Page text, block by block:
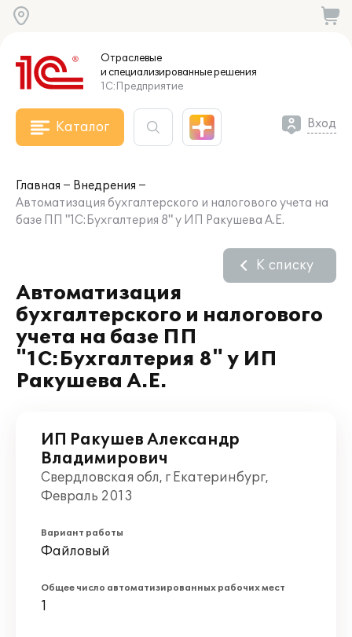
Отраслевые
и специализированныерешения
1С:Предприятие
Каталог Вход
Главная
Внедрения
Автоматизация бухгалтерского и налогового учета на
базе ПП "1С:Бухгалтерия 8" у ИП Ракушева А.Е.
Автоматизация
бухгалтерского и налогового
учета на базе ПП
"1С:Бухгалтерия 8" у ИП
Ракушева А.Е.
К списку
ИП Ракушев Александр
Владимирович
Свердловская обл, г Екатеринбург,
Февраль 2013
Вариант работы
Файловый
Общее число автоматизированных рабочих мест
1